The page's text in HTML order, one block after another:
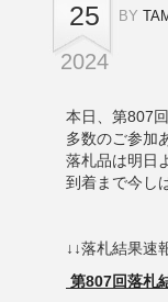
25
2024
BY
本日、第807
多数のご参加
落札品は明日
到着まで今し
↓↓落札結果速
第807回落札